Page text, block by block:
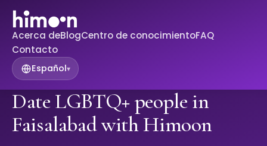
Acerca deBlogCentro de conocimientoFAQ
Contacto
Español▾
Date LGBTQ+ people in
Faisalabad with Himoon